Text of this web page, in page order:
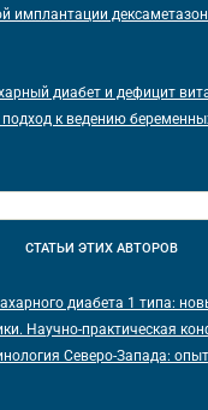
имплантации
диабет и дефицит
к ведению
СТАТЬИ ЭТИХ АВТОРОВ
диабета 1 типа:
Научно-практическая
Северо-Запада: